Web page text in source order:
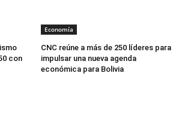
con
Economía
CNC reúne a más de 250 líderes para
impulsar una nueva agenda
económica para Bolivia